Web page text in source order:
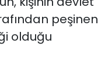
peşinen
olduğu